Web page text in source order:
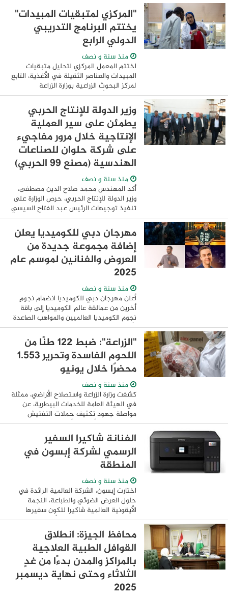
الشخصية وإعداد الملف المهني، بما ...
"المركزي لمتبقيات المبيدات"
يختتم البرنامج التدريبي
الدولي الرابع
منذ سنة و نصف
اختتم المعمل المركزي لتحليل متبقيات
المبيدات والعناصر الثقيلة في الأغذية، التابع
لمركز البحوث الزراعية بوزارة الزراعة
واستصلاح الأراضي، البرنامج التدريبي الدولي
لمتخصصين من جمهورية موريتانيا والذي ...
وزير الدولة للإنتاج الحربي
يطمئن على سير العملية
الإنتاجية خلال مرور مفاجيء
على شركة حلوان للصناعات
الهندسية (مصنع 99 الحربي)
منذ سنة و نصف
أكد المهندس محمد صلاح الدين مصطفى،
وزير الدولة للإنتاج الحربي، حرص الوزارة على
تنفيذ توجيهات الرئيس عبد الفتاح السيسي
بالسعي الدائم نحو توطين تكنولوجيات
التصنيع الحديثة في مختلف القطاعات وزيادة
...
مهرجان دبي للكوميديا يعلن
إضافة مجموعة جديدة من
العروض والفنانين لموسم عام
2025
منذ سنة و نصف
أعلن مهرجان دبي للكوميديا انضمام نجومٍ
أخرين من عمالقة عالم الكوميديا إلى باقة
نجوم الكوميديا العالميين والمواهب الصاعدة
الأكثر إضحاكاً حول العالم، والتي ستزيّن
خشبة المسرح في أكتوبر المقبل. وستضفي
...
"الزراعة": ضبط 122 طنًا من
اللحوم الفاسدة وتحرير 1.553
محضرًا خلال يونيو
منذ سنة و نصف
كشفت وزارة الزراعة واستصلاح الأراضي، ممثلة
في الهيئة العامة للخدمات البيطرية، عن
مواصلة جهود تكثيف حملات التفتيش
والرقابة على الأسواق وأماكن عرض وبيع
اللحوم ومنتجاتها بمختلف المحافظات خلال
شهر ...
الفنانة شاكيرا السفير
الرسمي لشركة إبسون في
المنطقة
منذ سنة و نصف
اختارت إبسون، الشركة العالمية الرائدة في
حلول العرض الضوئي والطباعة، النجمة
الأيقونية العالمية شاكيرا لتكون سفيرها
الرسمي في منطقة الشرق الأوسط وتركيا
وأفريقيا ووسط وغرب آسيا. وتندرج هذه
الشراكة ...
محافظ الجيزة: انطلاق
القوافل الطبية العلاجية
بالمراكز والمدن بدءًا من غدٍ
الثلاثاء وحتى نهاية ديسمبر
2025